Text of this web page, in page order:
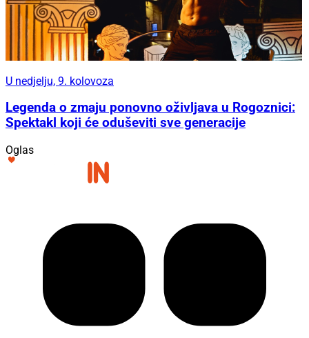
U nedjelju, 9. kolovoza
Legenda o zmaju ponovno oživljava u Rogoznici:
Spektakl koji će oduševiti sve generacije
Oglas